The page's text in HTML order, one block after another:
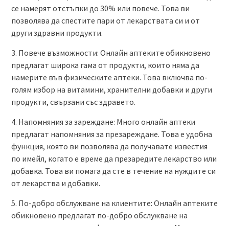
се намерят отстъпки до 30% или повече. Това ви
позволява да спестите пари от лекарствата си и от
други здравни продукти.
3. Повече възможности: Онлайн аптеките обикновено
предлагат широка гама от продукти, които няма да
намерите във физическите аптеки. Това включва по-
голям избор на витамини, хранителни добавки и други
продукти, свързани със здравето.
4. Напомняния за зареждане: Много онлайн аптеки
предлагат напомняния за презареждане. Това е удобна
функция, която ви позволява да получавате известия
по имейл, когато е време да презаредите лекарство или
добавка. Това ви помага да сте в течение на нуждите си
от лекарства и добавки.
5. По-добро обслужване на клиентите: Онлайн аптеките
обикновено предлагат по-добро обслужване на